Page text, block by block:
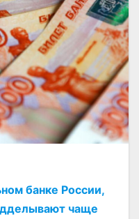
банке России,
чаще